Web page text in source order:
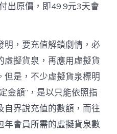
出原價，即49.9元3天會
明，要充值解鎖劇情，必
虛擬貨泉，再應用虛擬貨
是，不少虛擬貨泉標明
金額”，是以只能依照指
自界說充值的數額，而往
年會員所需的虛擬貨泉數